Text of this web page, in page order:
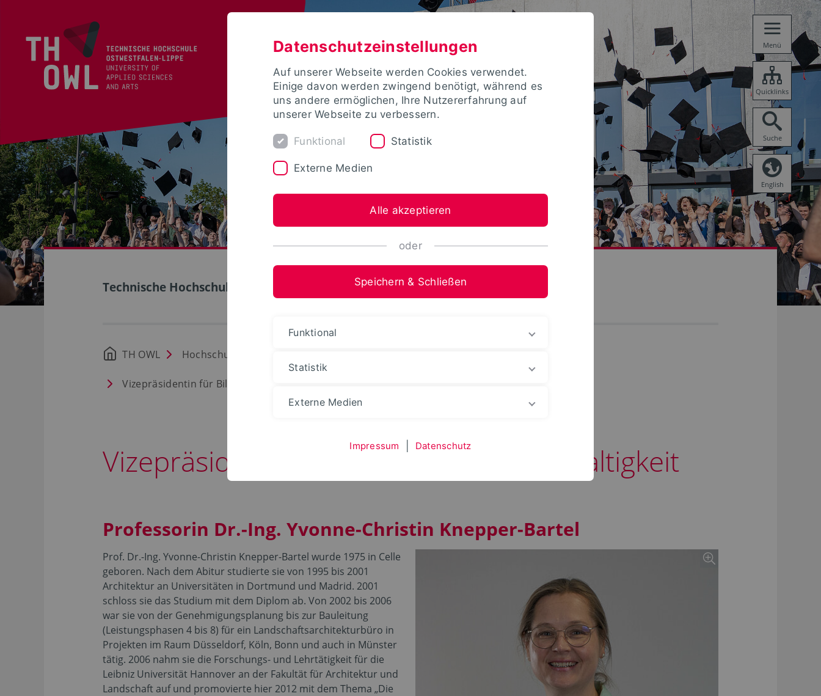
Menü
Quicklinks
Suche
English
Technische Hochschule Ostwestfalen-Lippe
TH OWL Hochschule
Vizepräsidentin für Bildung und Nachhaltigkeit
Vizepräsidentin für Bildung und Nachhaltigkeit
Professorin Dr.-Ing. Yvonne-Christin Knepper-Bartel
Prof. Dr.-Ing. Yvonne-Christin Knepper-Bartel wurde 1975 in Celle
geboren. Nach dem Abitur studierte sie von 1995 bis 2001
Architektur an Universitäten in Dortmund und Madrid. 2001
schloss sie das Studium mit dem Diplom ab. Von 2002 bis 2006
war sie von der Genehmigungsplanung bis zur Bauleitung
(Leistungsphasen 4 bis 8) für ein Landschaftsarchitekturbüro in
Projekten im Raum Düsseldorf, Köln, Bonn und auch in Münster
tätig. 2006 nahm sie die Forschungs- und Lehrtätigkeit für die
Leibniz Universität Hannover an der Fakultät für Architektur und
Landschaft auf und promovierte hier 2012 mit dem Thema „Die
Datenschutzeinstellungen
Auf unserer Webseite werden Cookies verwendet.
Einige davon werden zwingend benötigt, während es
uns andere ermöglichen, Ihre Nutzererfahrung auf
unserer Webseite zu verbessern.
Funktional Statistik
Externe Medien
Alle akzeptieren
oder
Speichern & Schließen
Funktional
Statistik
Externe Medien
Impressum Datenschutz